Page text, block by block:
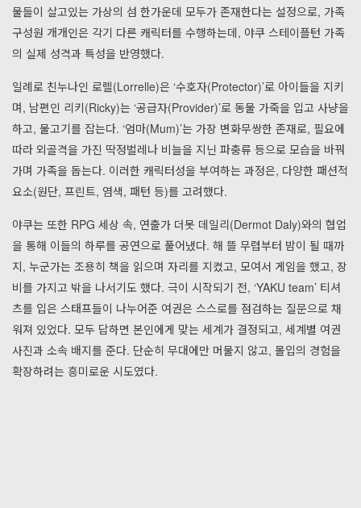
물들이 살고있는 가상의 섬 한가운데 모두가 존재한다는 설정으로, 가족
구성원 개개인은 각기 다른 캐릭터를 수행하는데, 야쿠 스테이플턴 가족
의 실제 성격과 특성을 반영했다.
일례로 친누나인 로렐(Lorrelle)은 ‘수호자(Protector)’로 아이들을 지키
며, 남편인 리키(Ricky)는 ‘공급자(Provider)’로 동물 가죽을 입고 사냥을
하고, 물고기를 잡는다. ‘엄마(Mum)’는 가장 변화무쌍한 존재로, 필요에
따라 외골격을 가진 딱정벌레나 비늘을 지닌 파충류 등으로 모습을 바꿔
가며 가족을 돕는다. 이러한 캐릭터성을 부여하는 과정은, 다양한 패션적
요소(원단, 프린트, 염색, 패턴 등)를 고려했다.
야쿠는 또한 RPG 세상 속, 연출가 더못 데일리(Dermot Daly)와의 협업
을 통해 이들의 하루를 공연으로 풀어냈다. 해 뜰 무렵부터 밤이 될 때까
지, 누군가는 조용히 책을 읽으며 자리를 지켰고, 모여서 게임을 했고, 장
비를 가지고 밖을 나서기도 했다. 극이 시작되기 전, ‘YAKU team’ 티셔
츠를 입은 스태프들이 나누어준 여권은 스스로를 점검하는 질문으로 채
워져 있었다. 모두 답하면 본인에게 맞는 세계가 결정되고, 세계별 여권
사진과 소속 배지를 준다. 단순히 무대에만 머물지 않고, 몰입의 경험을
확장하려는 흥미로운 시도였다.